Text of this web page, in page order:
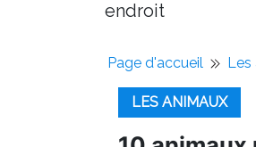
endroit
Page d'accueil Les
LES ANIMAUX